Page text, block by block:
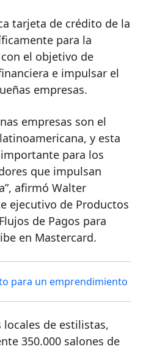
tarjeta de crédito de la
para la
el objetivo de
e impulsar el
empresas.
empresas son el
y esta
para los
que impulsan
afirmó Walter
ejecutivo de Productos
de Pagos para
en Mastercard.
para un emprendimiento
locales de estilistas,
350.000 salones de